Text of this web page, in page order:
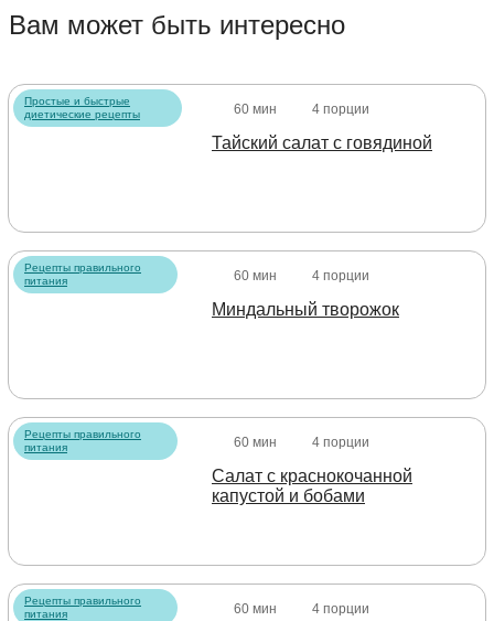
Вам может быть интересно
Простые и быстрые
диетические рецепты
60 мин 4 порции
Тайский салат с говядиной
Рецепты правильного
питания
60 мин 4 порции
Миндальный творожок
Рецепты правильного
питания
60 мин 4 порции
Салат с краснокочанной
капустой и бобами
Рецепты правильного
питания
60 мин 4 порции